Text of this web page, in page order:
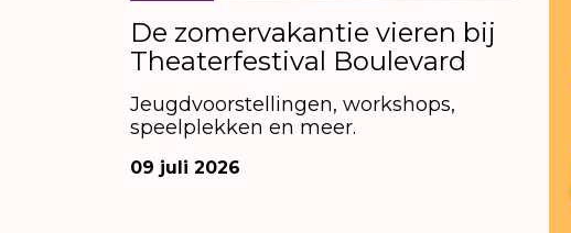
De zomervakantie vieren bij
Theaterfestival Boulevard
Jeugdvoorstellingen, workshops,
speelplekken en meer.
09 juli 2026